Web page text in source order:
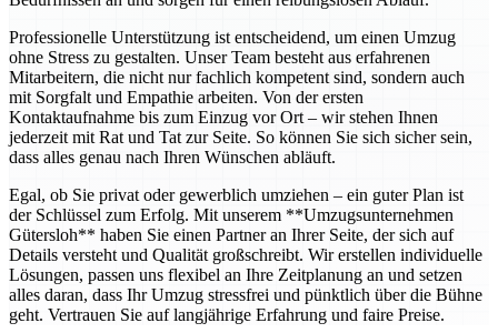
Professionelle Unterstützung ist entscheidend, um einen Umzug
ohne Stress zu gestalten. Unser Team besteht aus erfahrenen
Mitarbeitern, die nicht nur fachlich kompetent sind, sondern auch
mit Sorgfalt und Empathie arbeiten. Von der ersten
Kontaktaufnahme bis zum Einzug vor Ort – wir stehen Ihnen
jederzeit mit Rat und Tat zur Seite. So können Sie sich sicher sein,
dass alles genau nach Ihren Wünschen abläuft.
Egal, ob Sie privat oder gewerblich umziehen – ein guter Plan ist
der Schlüssel zum Erfolg. Mit unserem **Umzugsunternehmen
Gütersloh** haben Sie einen Partner an Ihrer Seite, der sich auf
Details versteht und Qualität großschreibt. Wir erstellen individuelle
Lösungen, passen uns flexibel an Ihre Zeitplanung an und setzen
alles daran, dass Ihr Umzug stressfrei und pünktlich über die Bühne
geht. Vertrauen Sie auf langjährige Erfahrung und faire Preise.